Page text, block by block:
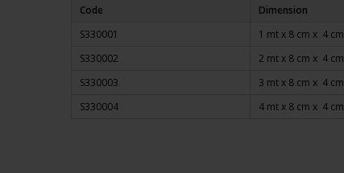
Code
Dimension
S330001
1 mt x 8 cm x 4 cm
S330002
2 mtx 8 cm x 4 cm
S330003
3 mtx 8 cm x 4 cm
S330004
4 mtx 8 cm x 4 cm